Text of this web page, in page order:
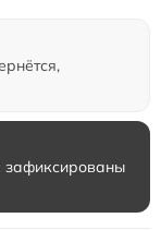
зафиксированы